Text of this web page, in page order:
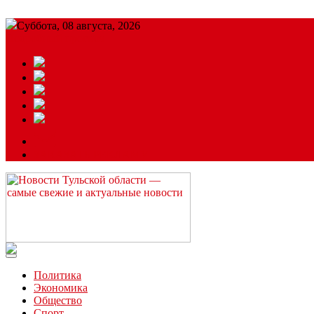
Суббота, 08 августа, 2026
Читайте последние новости дня в Тульской области на сайте
Политика
Экономика
Общество